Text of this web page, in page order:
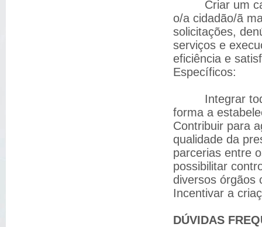
Criar um
o/a cidadão/ã
solicitações,
serviços e
eficiência e
Específicos:
Integrar todos
forma a
Contribuir para
qualidade da
parcerias entre
possibilitar
diversos órgãos
Incentivar a
DÚVIDAS